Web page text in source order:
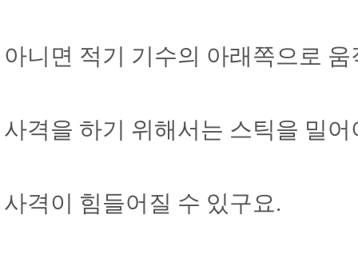
아니면 적기 기수의 아래쪽으로
사격을 하기 위해서는 스틱을 밀어
사격이 힘들어질 수 있구요.